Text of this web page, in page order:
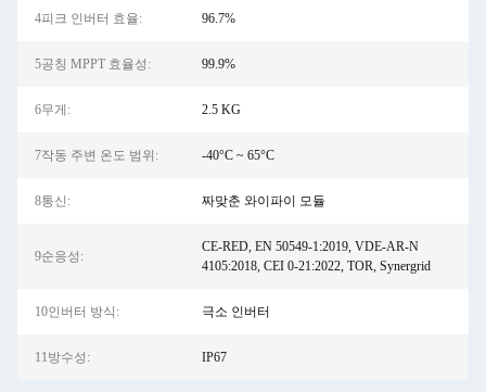
4피크 인버터 효율: 96.7%
5공칭 MPPT 효율성: 99.9%
6무게: 2.5 KG
7작동 주변 온도 범위: -40°C ~ 65°C
8통신: 짜맞춘 와이파이 모듈
9순응성:
CE-RED, EN 50549-1:2019, VDE-AR-N
4105:2018, CEI 0-21:2022, TOR, Synergrid
10인버터 방식: 극소 인버터
11방수성: IP67